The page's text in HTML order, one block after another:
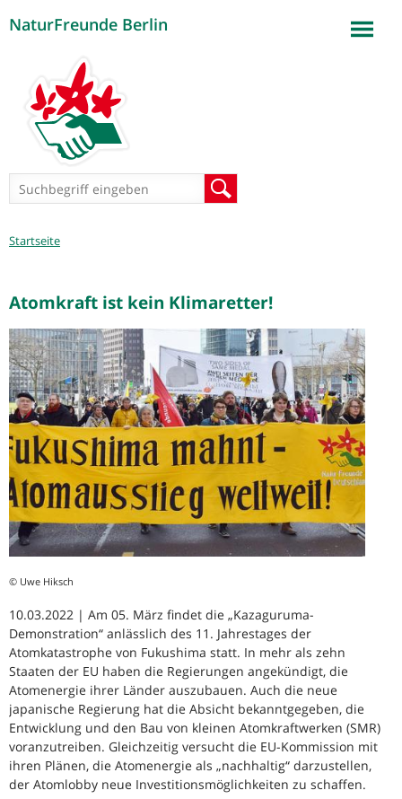
NaturFreunde Berlin
Suchformular
Sie
Startseite
Atomkraft ist kein Klimaretter!
© Uwe Hiksch
10.03.2022 | Am 05. März findet die „Kazaguruma-
Demonstration“ anlässlich des 11. Jahrestages der
Atomkatastrophe von Fukushima statt. In mehr als zehn
Staaten der EU haben die Regierungen angekündigt, die
Atomenergie ihrer Länder auszubauen. Auch die neue
japanische Regierung hat die Absicht bekanntgegeben, die
Entwicklung und den Bau von kleinen Atomkraftwerken (SMR)
voranzutreiben. Gleichzeitig versucht die EU-Kommission mit
ihren Plänen, die Atomenergie als „nachhaltig“ darzustellen,
der Atomlobby neue Investitionsmöglichkeiten zu schaffen.